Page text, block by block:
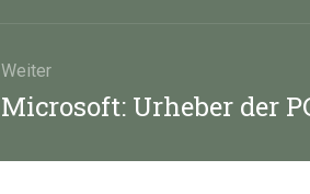
Weiter
Nächster
Microsoft: Urheber der